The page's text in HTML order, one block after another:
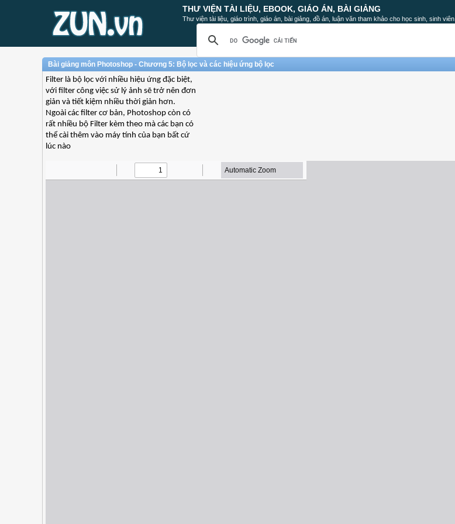
THƯ VIỆN TÀI LIỆU, EBOOK, GIÁO ÁN, BÀI GIẢNG
Thư viện tài liệu, giáo trình, giáo án, bài giảng, đồ án, luận văn tham khảo cho học sinh, sinh viên
Bài giảng môn Photoshop - Chương 5: Bộ lọc và các hiệu ứng bộ lọc
Filter là bộ lọc với nhiều hiệu ứng đặc biệt,
với filter công việc sử lý ảnh sẽ trở nên đơn
giản và tiết kiệm nhiều thời giản hơn.
Ngoài các filter cơ bản, Photoshop còn có
rất nhiều bộ Filter kèm theo mà các bạn có
thể cài thêm vào máy tính của bạn bất cứ
lúc nào